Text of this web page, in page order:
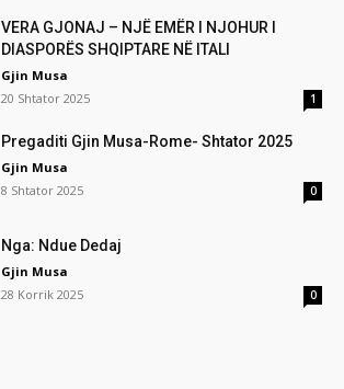
VERA GJONAJ – NJË EMËR I NJOHUR I
DIASPORËS SHQIPTARE NË ITALI
Gjin Musa
20 Shtator 2025
1
Pregaditi Gjin Musa-Rome- Shtator 2025
Gjin Musa
8 Shtator 2025
0
Nga: Ndue Dedaj
Gjin Musa
28 Korrik 2025
0